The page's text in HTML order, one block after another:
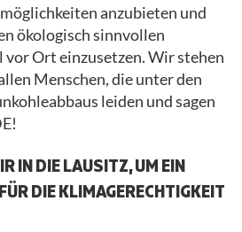
anzubieten und
ökologisch sinnvollen
Ort einzusetzen. Wir stehen
Menschen, die unter den
leiden und sagen
IN DIE LAUSITZ, UM EIN
DIE KLIMAGERECHTIGKEIT